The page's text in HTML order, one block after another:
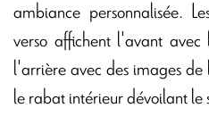
ambiance personnalisée.
verso affichent l'avant
l'arrière avec des images
le rabat intérieur dévoilant le